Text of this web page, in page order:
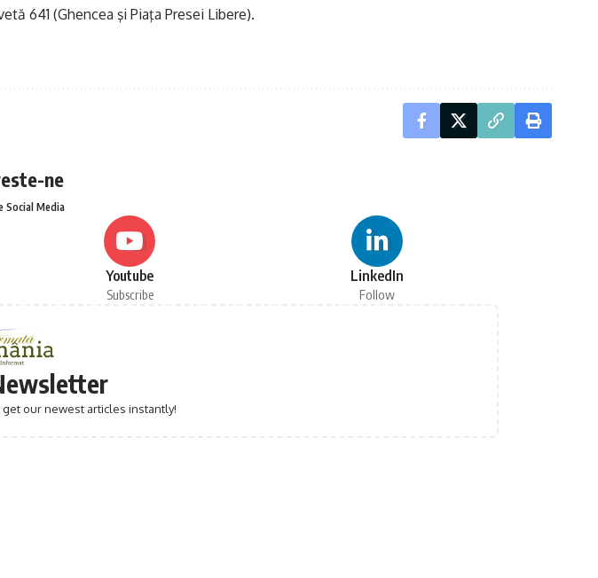
641 (Ghencea şi Piaţa Presei Libere).
ne
Social Media
Youtube
Subscribe
LinkedIn
Follow
our newest articles instantly!